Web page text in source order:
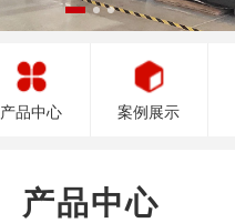
产品中心 案例展示
产品中心